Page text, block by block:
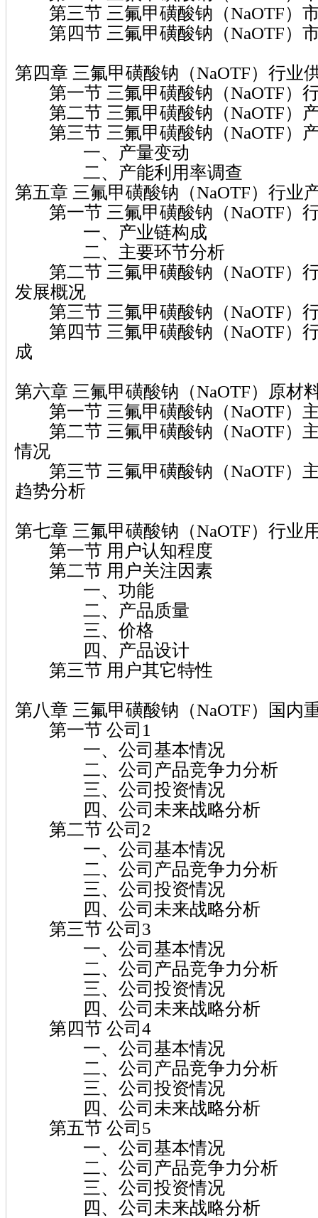
第三节 三氟甲磺酸钠（NaOTF）
第四节 三氟甲磺酸钠（NaOTF）
第四章 三氟甲磺酸钠（NaOTF）行业
第一节 三氟甲磺酸钠（NaOTF）
第二节 三氟甲磺酸钠（NaOTF）
第三节 三氟甲磺酸钠（NaOTF）
一、产量变动
二、产能利用率调查
第五章 三氟甲磺酸钠（NaOTF）行业
第一节 三氟甲磺酸钠（NaOTF）
一、产业链构成
二、主要环节分析
第二节 三氟甲磺酸钠（NaOTF）
发展概况
第三节 三氟甲磺酸钠（NaOTF）
第四节 三氟甲磺酸钠（NaOTF）
成
第六章 三氟甲磺酸钠（NaOTF）原材
第一节 三氟甲磺酸钠（NaOTF）
第二节 三氟甲磺酸钠（NaOTF）
情况
第三节 三氟甲磺酸钠（NaOTF）
趋势分析
第七章 三氟甲磺酸钠（NaOTF）行业
第一节 用户认知程度
第二节 用户关注因素
一、功能
二、产品质量
三、价格
四、产品设计
第三节 用户其它特性
第八章 三氟甲磺酸钠（NaOTF）国内
第一节 公司1
一、公司基本情况
二、公司产品竞争力分析
三、公司投资情况
四、公司未来战略分析
第二节 公司2
一、公司基本情况
二、公司产品竞争力分析
三、公司投资情况
四、公司未来战略分析
第三节 公司3
一、公司基本情况
二、公司产品竞争力分析
三、公司投资情况
四、公司未来战略分析
第四节 公司4
一、公司基本情况
二、公司产品竞争力分析
三、公司投资情况
四、公司未来战略分析
第五节 公司5
一、公司基本情况
二、公司产品竞争力分析
三、公司投资情况
四、公司未来战略分析